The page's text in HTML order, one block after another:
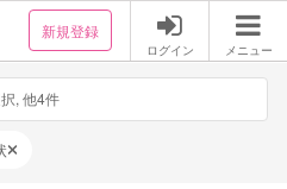
新規登録
ログイン メニュー
, 他4件